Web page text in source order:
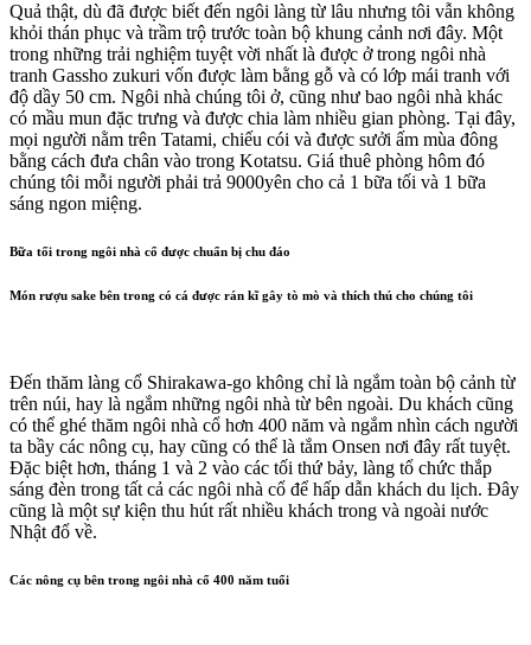
Quả thật, dù đã được biết đến ngôi làng từ lâu nhưng tôi vẫn không
khỏi thán phục và trầm trộ trước toàn bộ khung cảnh nơi đây. Một
trong những trải nghiệm tuyệt vời nhất là được ở trong ngôi nhà
tranh Gassho zukuri vốn được làm bằng gỗ và có lớp mái tranh với
độ dầy 50 cm. Ngôi nhà chúng tôi ở, cũng như bao ngôi nhà khác
có mầu mun đặc trưng và được chia làm nhiều gian phòng. Tại đây,
mọi người nằm trên Tatami, chiếu cói và được sưởi ấm mùa đông
bằng cách đưa chân vào trong Kotatsu. Giá thuê phòng hôm đó
chúng tôi mỗi người phải trả 9000yên cho cả 1 bữa tối và 1 bữa
sáng ngon miệng.
Bữa tối trong ngôi nhà cổ được chuẩn bị chu đáo
Món rượu sake bên trong có cá được rán kĩ gây tò mò và thích thú cho chúng tôi
Đến thăm làng cổ Shirakawa-go không chỉ là ngắm toàn bộ cảnh từ
trên núi, hay là ngắm những ngôi nhà từ bên ngoài. Du khách cũng
có thể ghé thăm ngôi nhà cổ hơn 400 năm và ngắm nhìn cách người
ta bầy các nông cụ, hay cũng có thể là tắm Onsen nơi đây rất tuyệt.
Đặc biệt hơn, tháng 1 và 2 vào các tối thứ bảy, làng tổ chức thắp
sáng đèn trong tất cả các ngôi nhà cổ để hấp dẫn khách du lịch. Đây
cũng là một sự kiện thu hút rất nhiều khách trong và ngoài nước
Nhật đổ về.
Các nông cụ bên trong ngôi nhà cổ 400 năm tuổi